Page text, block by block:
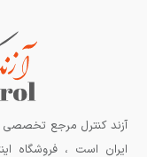
آزند کنترل مرجع تخصصی
ایران است ، فروشگاه